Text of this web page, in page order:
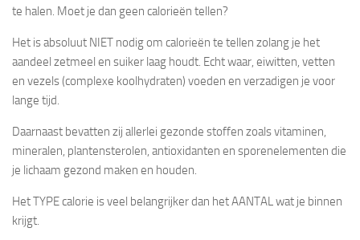
te halen. Moet je dan geen calorieën tellen?
Het is absoluut NIET nodig om calorieën te tellen zolang je het
aandeel zetmeel en suiker laag houdt. Echt waar, eiwitten, vetten
en vezels (complexe koolhydraten) voeden en verzadigen je voor
lange tijd.
Daarnaast bevatten zij allerlei gezonde stoffen zoals vitaminen,
mineralen, plantensterolen, antioxidanten en sporenelementen die
je lichaam gezond maken en houden.
Het TYPE calorie is veel belangrijker dan het AANTAL wat je binnen
krijgt.